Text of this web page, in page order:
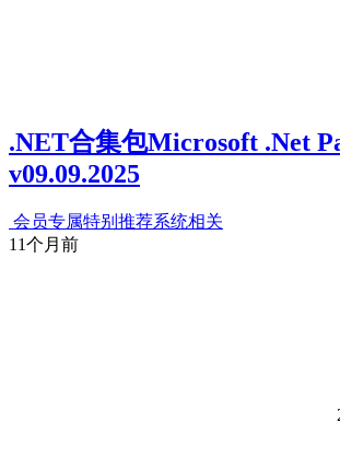
.NET合集包Microsoft .Net
v09.09.2025
会员专属特别推荐系统相关
11个月前